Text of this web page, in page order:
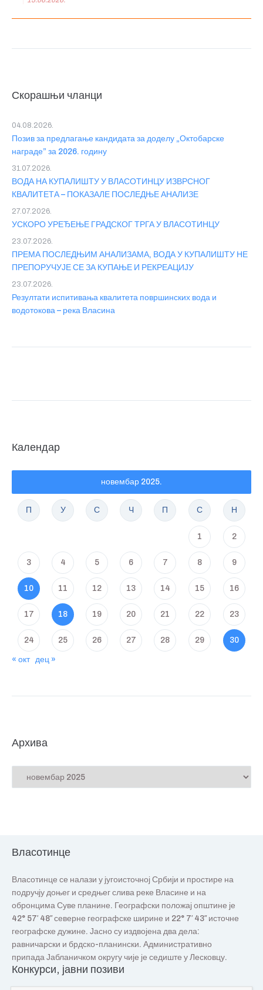
Скорашњи чланци
Позив за предлагање кандидата за доделу „Октобарске
награде” за 2026. годину
04.08.2026.
ВОДА НА КУПАЛИШТУ У ВЛАСОТИНЦУ ИЗВРСНОГ
КВАЛИТЕТА – ПОКАЗАЛЕ ПОСЛЕДЊЕ АНАЛИЗЕ
31.07.2026.
УСКОРО УРЕЂЕЊЕ ГРАДСКОГ ТРГА У ВЛАСОТИНЦУ
27.07.2026.
ПРЕМА ПОСЛЕДЊИМ АНАЛИЗАМА, ВОДА У КУПАЛИШТУ НЕ
ПРЕПОРУЧУЈЕ СЕ ЗА КУПАЊЕ И РЕКРЕАЦИЈУ
23.07.2026.
Резултати испитивања квалитета површинских вода и
водотокова – река Власина
23.07.2026.
Календар
новембар 2025.
П У С Ч П С Н
1 2
3 4 5 6 7 8 9
10 11 12 13 14 15 16
17 18 19 20 21 22 23
24 25 26 27 28 29 30
« окт дец »
Архива
Власотинце
Власотинце се налази у југоисточној Србији и простире на
подручју доњег и средњег слива реке Власине и на
обронцима Суве планине. Географски положај општине је
42° 57′ 48″ северне географске ширине и 22° 7′ 43″ источне
географске дужине. Јасно су издвојена два дела:
равничарски и брдско-планински. Административно
припада Јабланичком округу чије је седиште у Лесковцу.
Конкурси, јавни позиви